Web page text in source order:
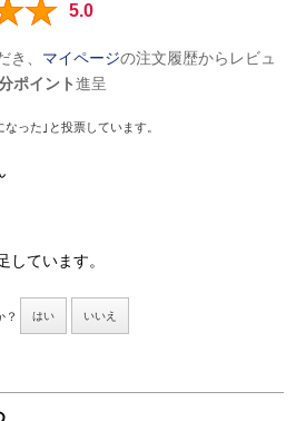
5.0
き、 マイページの注文履歴からレビュ
ポイント進呈
った｣と投票しています。
しています。
？ はい いいえ